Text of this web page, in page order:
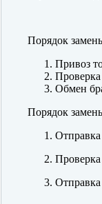
Порядок
Привоз
Обмен
Порядок